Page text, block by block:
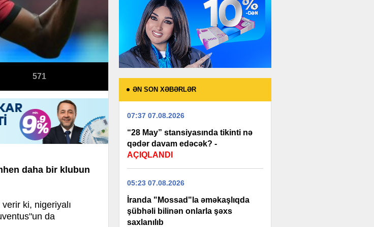
571
daha bir klubun
ki, nigeriyalı
da
ƏN SON XƏBƏRLƏR
07:37 07.08.2026
“28 May” stansiyasında tikinti nə
qədər davam edəcək? -
AÇIQLANDI
05:23 07.08.2026
İranda "Mossad"la əməkaşlıqda
şübhəli bilinən onlarla şəxs
saxlanılıb